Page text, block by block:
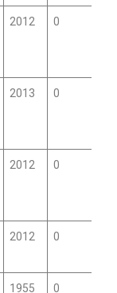
2012 0
2013 0
2012 0
2012 0
1955 0